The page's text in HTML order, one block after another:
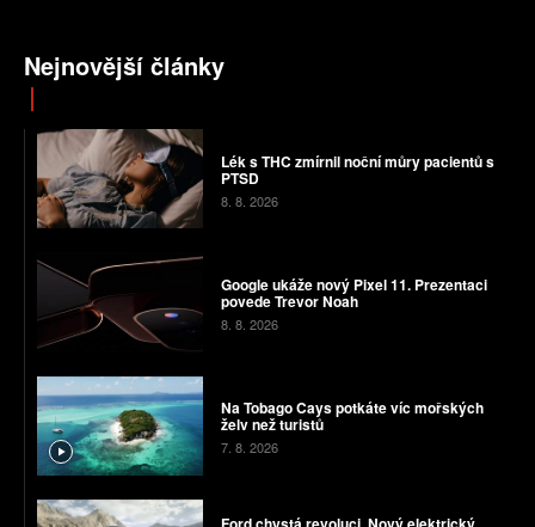
Nejnovější články
Lék s THC zmírnil noční můry pacientů s
PTSD
8. 8. 2026
Google ukáže nový Pixel 11. Prezentaci
povede Trevor Noah
8. 8. 2026
Na Tobago Cays potkáte víc mořských
želv než turistů
7. 8. 2026